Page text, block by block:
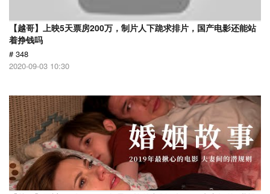
【越哥】上映5天票房200万，制片人下跪求排片，国产电影还能站
着挣钱吗
# 348
2020-09-03 10:30